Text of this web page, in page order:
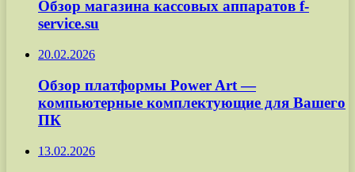
Обзор магазина кассовых аппаратов f-
service.su
20.02.2026
Обзор платформы Power Art —
компьютерные комплектующие для Вашего
ПК
13.02.2026